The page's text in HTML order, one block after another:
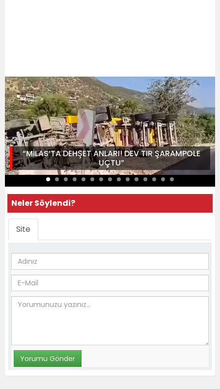
“MİLAS’TA DEHŞET ANLARI! DEV TIR ŞARAMPOLE
UÇTU”
Neler Söylendi?
Site